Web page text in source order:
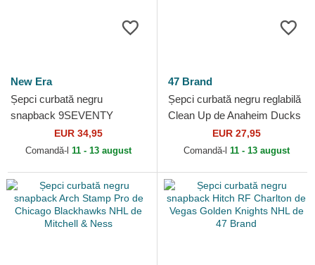
New Era
Șepci curbată negru
snapback 9SEVENTY
Stretch Snap Stated de
Boston Bruins NHL de New
EUR 34,95
Comandă-l 11 - 13 august
47 Brand
Șepci curbată negru reglabilă
Clean Up de Anaheim Ducks
NHL de 47 Brand
EUR 27,95
Comandă-l 11 - 13 august